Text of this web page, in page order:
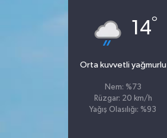
14°
Orta kuvvetli yağmurlu
Nem: %73
Rüzgar: 20 km/h
Yağış Olasılığı: %93